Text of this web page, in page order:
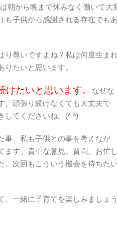
朝から晩まで休みなく働いて大
も子供から感謝される存在でも
り尊いですよね？ 私は何度生ま
たいと思います。
けたいと思います。
なぜな
頑張り続けなくても大丈夫で
してくださいね。(^ ^)
事、私も子供との事を考えなが
す。 貴重な意見、質問、お忙
次回もこういう機会を待ちた
、一緒に子育てを楽しみましょ